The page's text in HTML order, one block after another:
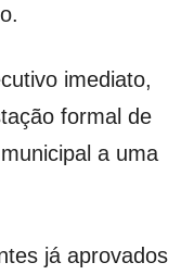
imediato,
formal de
a uma
já aprovados